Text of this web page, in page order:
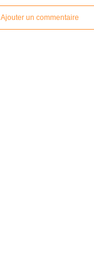
Ajouter un commentaire